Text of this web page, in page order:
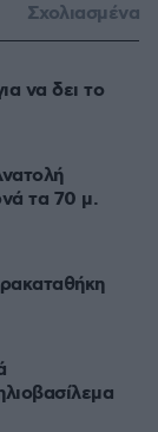
Σχολιασμένα
να δει το
τα 70 μ.